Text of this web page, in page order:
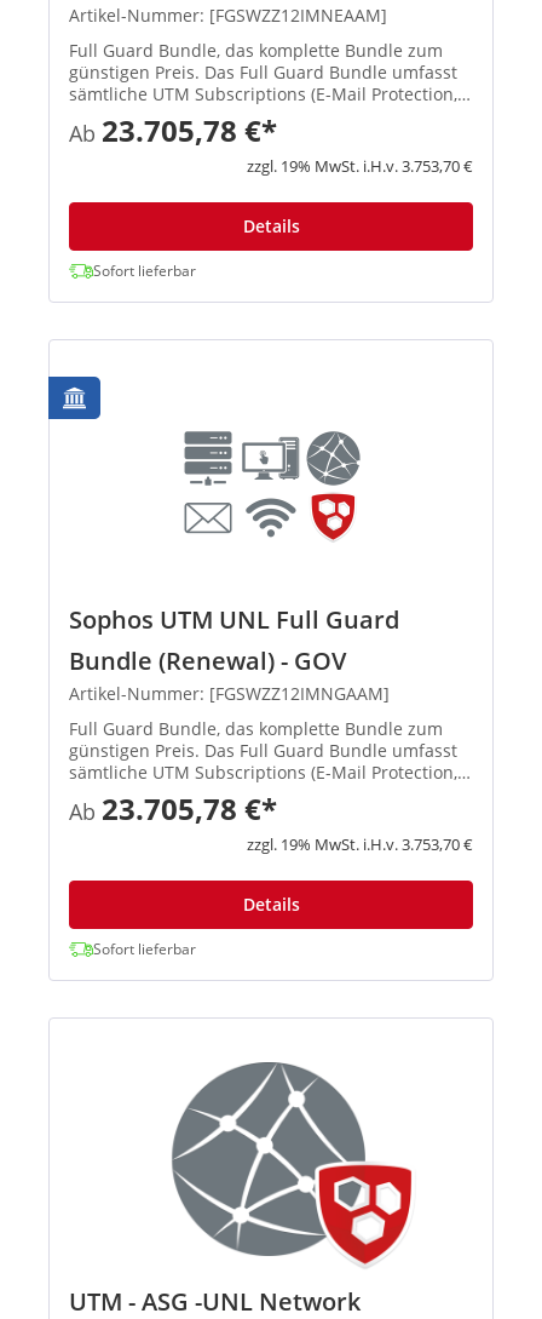
Artikel-Nummer: [FGSWZZ12IMNEAAM]
Full Guard Bundle, das komplette Bundle zum
günstigen Preis. Das Full Guard Bundle umfasst
sämtliche UTM Subscriptions (E-Mail Protection,
Network Protection, Web Protection, Webserver
Protection und Wireless Protection) und gibt
Ab 23.705,78 €*
zzgl. 19% MwSt. i.H.v. 3.753,70 €
Details
Sofort lieferbar
Sophos UTM UNL Full Guard
Bundle (Renewal) - GOV
Artikel-Nummer: [FGSWZZ12IMNGAAM]
Full Guard Bundle, das komplette Bundle zum
günstigen Preis. Das Full Guard Bundle umfasst
sämtliche UTM Subscriptions (E-Mail Protection,
Network Protection, Web Protection, Webserver
Protection und Wireless Protection) und gibt
Ab 23.705,78 €*
zzgl. 19% MwSt. i.H.v. 3.753,70 €
Details
Sofort lieferbar
UTM - ASG -UNL Network